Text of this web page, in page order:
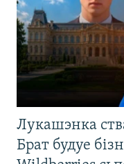
Лукашэнка
Брат будуе